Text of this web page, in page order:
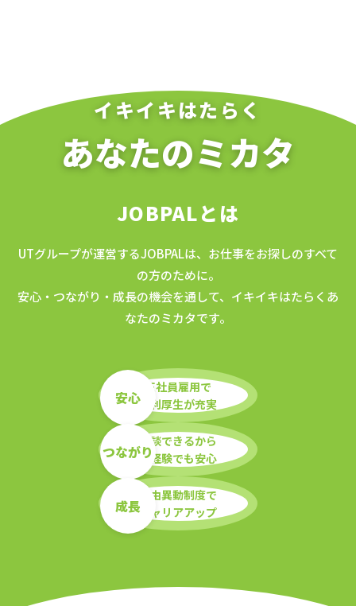
イキイキはたらく
あなたのミカタ
JOBPALとは
UTグループが運営するJOBPALは、お仕事をお探しのすべて
の方のために。
安心・つながり・成長の機会を通して、イキイキはたらくあ
なたのミカタです。
安心
正社員雇用で
福利厚生が充実
つながり
相談できるから
未経験でも安心
成長
自由異動制度で
キャリアアップ